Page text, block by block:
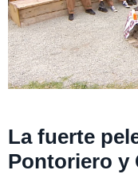
La fuerte
Pontoriero y